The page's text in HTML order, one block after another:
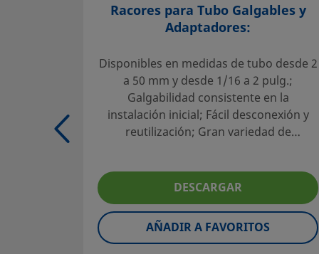
servicio. También pueden informarle sobre los servicios
máximo partido a su inversión.
Contacte con Nosotros
Selección fiable de un producto:
El diseñador y usuario del sistema deben revisar la
producto, habrá que tener en cuenta el diseño global
conseguir un servicio seguro y sin problemas. El
el usuario son los responsables de la función del
compatibilidad de los materiales, de los rangos de
como de la operación y mantenimiento del mismo.
Racores para Tubo Galgables y
Adaptadores:
Disponibles en medidas de tubo desde 2
a 50 mm y desde 1/16 a 2 pulg.;
Galgabilidad consistente en la
instalación inicial; Fácil desconexión y
reutilización; Gran variedad de
DESCARGAR
AÑADIR A FAVORITOS